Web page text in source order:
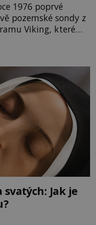
1976 poprvé
pozemské sondy z
Viking, které
záhadami
1 zde zaznamená
útvar
(Národní úřad
Jak je